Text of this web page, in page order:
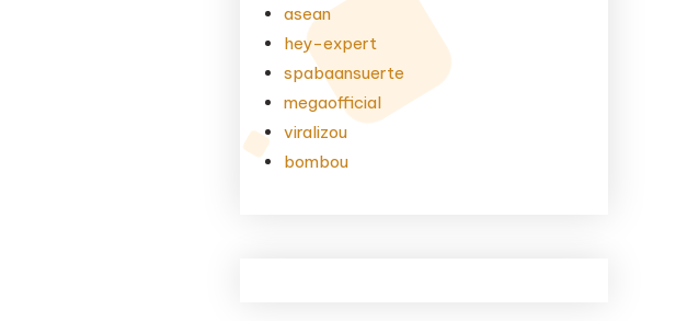
asean
hey-expert
spabaansuerte
megaofficial
viralizou
bombou